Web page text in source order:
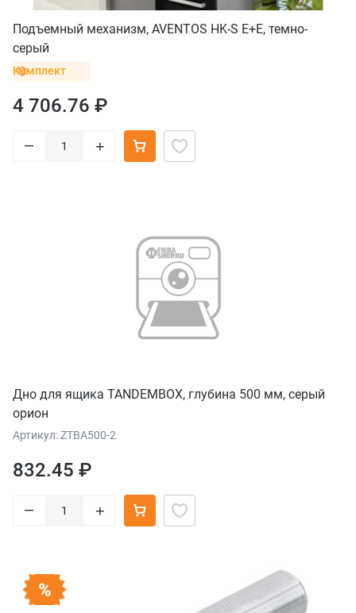
Подъемный механизм, AVENTOS HK-S E+E, темно-
серый
Комплект
4 706.76 ₽
– +
Дно для ящика TANDEMBOX, глубина 500 мм, серый
орион
Артикул: ZTBA500-2
832.45 ₽
– +